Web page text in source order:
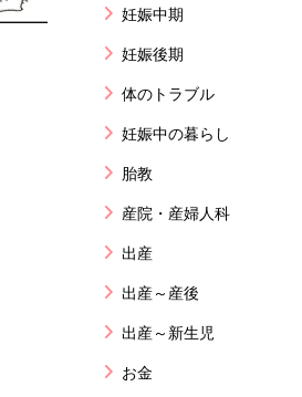
妊娠中期
妊娠後期
体のトラブル
妊娠中の暮らし
胎教
産院・産婦人科
出産
出産～産後
出産～新生児
お金